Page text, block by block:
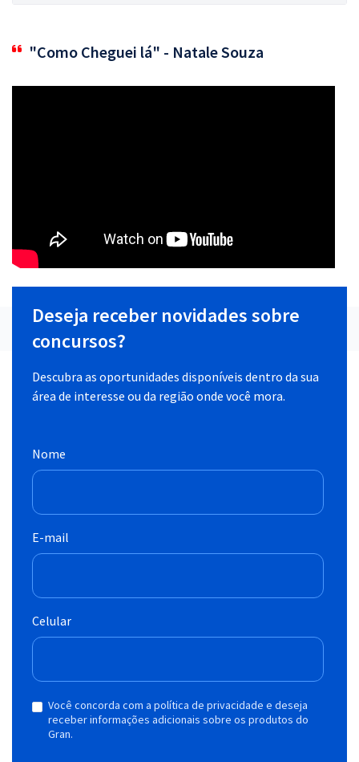
"Como Cheguei lá" - Natale Souza
Deseja receber novidades sobre
concursos?
Descubra as oportunidades disponíveis dentro da sua
área de interesse ou da região onde você mora.
Nome
E-mail
Celular
Você concorda com a política de privacidade e deseja
receber informações adicionais sobre os produtos do
Gran.